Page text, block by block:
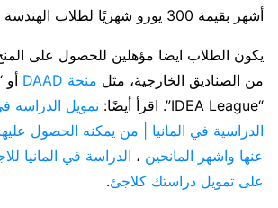
أشهر بقيمة 300 يورو شهريًا لطلاب الهندسة المميزين.
يكون الطلاب ايضا مؤهلين للحصول على
من الصناديق الخارجية، مثل منحة DAAD
“IDEA League”. اقرأ أيضًا:
تمويل الدراسة
الدراسية في المانيا | من يمكنه الحصول
عنها واشهر المانحين ، الدراسة في المانيا
على تمويل دراستك كلاجئ.